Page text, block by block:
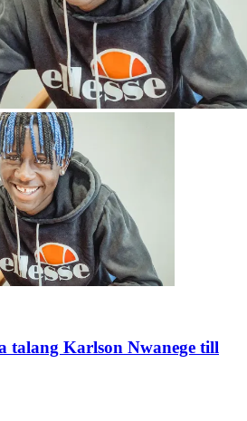
talang Karlson Nwanege till